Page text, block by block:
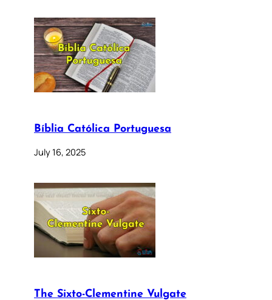
Bíblia Católica Portuguesa
July 16, 2025
The Sixto-Clementine Vulgate